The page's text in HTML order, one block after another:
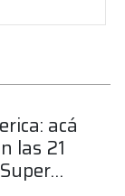
acá
las 21